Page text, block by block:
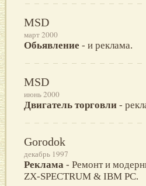
MSD
март 2000
Обьявление - и реклама.
MSD
июнь 2000
Двигатель торговли -
Gorodok
декабрь 1997
Реклама - Ремонт и
ZX-SPECTRUM & IBM PC.